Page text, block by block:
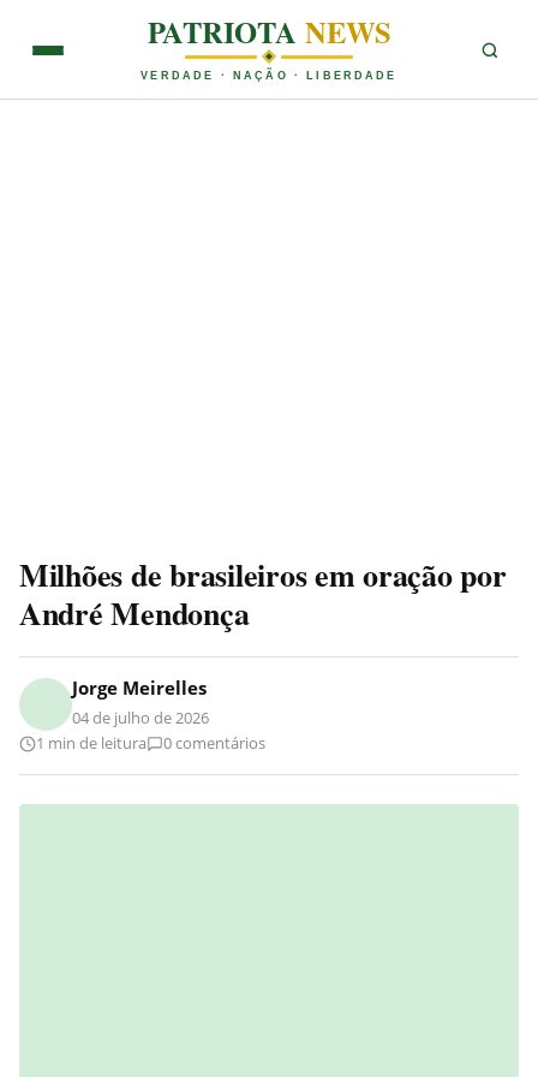
PATRIOTANEWS
VERDADE · NAÇÃO · LIBERDADE
Milhões de brasileiros em oração por
André Mendonça
Jorge Meirelles
04 de julho de 2026
1 min de leitura
0 comentários